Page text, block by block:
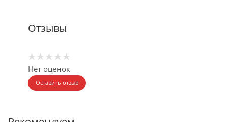
Отзывы
Нет оценок
Оставить отзыв